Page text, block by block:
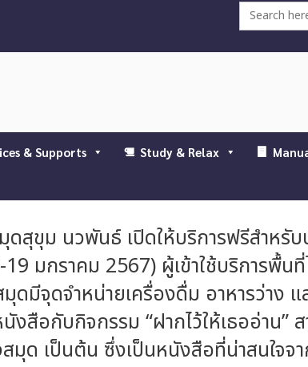
Search
& Supports Study & Relax
สุขุม นวพันธ์ เปิดให้บริการฟรีสำห
มกราคม 2567) ผู้เข้าใช้บริการพื้น
มีจุดจำหน่ายเครื่องดื่ม อาหารว่าง แ
สือกับกิจกรรม “ฝากไว้ให้เธออ่าน”
ด เป็นต้น ซึ่งเป็นหนังสือที่น่าสนใจจ